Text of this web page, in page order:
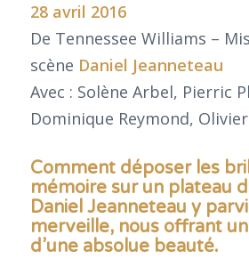
28 avril 2016
De Tennessee Williams –
scène Daniel Jeanneteau
Avec : Solène Arbel, Pierric
Dominique Reymond,
Comment déposer les
mémoire sur un plateau
Daniel Jeanneteau y
merveille, nous offrant
d’une absolue beauté.